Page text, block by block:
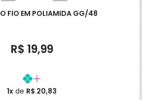
FIO EM POLIAMIDA GG/48
R$ 19,99
1xde R$ 20,83